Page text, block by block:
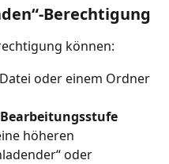
Berechtigung
können:
oder einem Ordner
höheren
oder